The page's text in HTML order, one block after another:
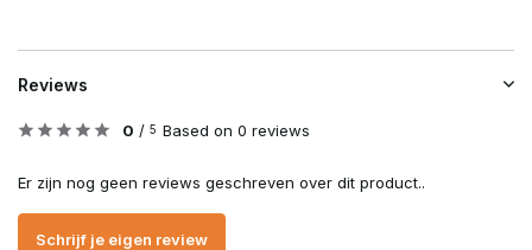
Reviews
0 / 5 Based on 0 reviews
Er zijn nog geen reviews geschreven over dit product..
Schrijf je eigen review